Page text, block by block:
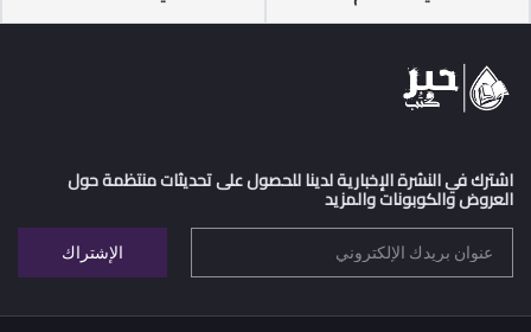
اشترك في النشرة الإخبارية لدينا للحصول على تحديثات منتظمة حول
العروض والكوبونات والمزيد
الإشتراك